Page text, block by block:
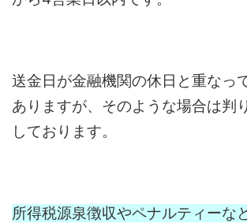
送金日が金融機関の休日と重なっ
ありますが、そのような場合は判
しております。
所得税源泉徴収やペナルティーな